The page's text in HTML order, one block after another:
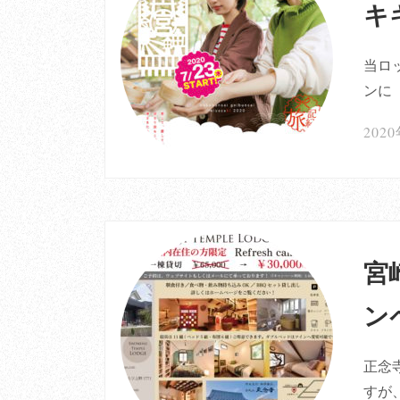
キ
当ロ
ンに
2020
宮
ン
正念
すが